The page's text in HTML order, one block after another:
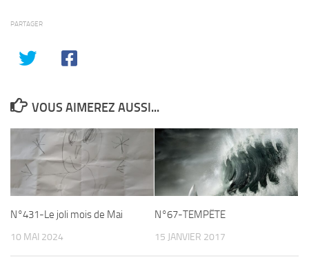
PARTAGER
VOUS AIMEREZ AUSSI...
N°431-Le joli mois de Mai
10 MAI 2024
N°67-TEMPËTE
15 JANVIER 2017